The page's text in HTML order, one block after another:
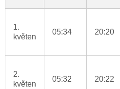
1.
květen
05:34 20:20
2.
květen
05:32 20:22